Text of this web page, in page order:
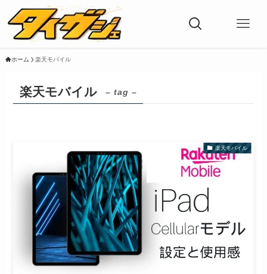
ホーム 楽天モバイル
楽天モバイル – tag –
楽天モバイル